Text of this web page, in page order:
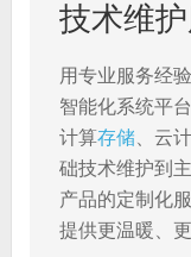
技术维
用专业服务经
智能化系统平
计算存储 、云
础技术维护到
产品的定制化
提供更温暖、